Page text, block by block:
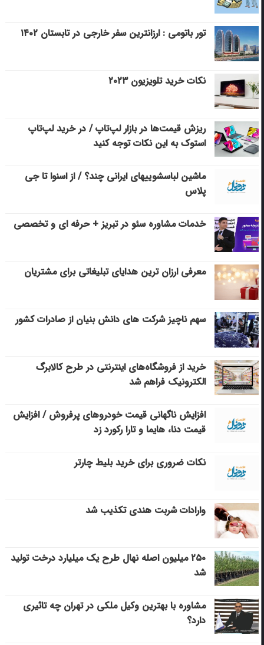
تور باتومی : ارزانترین سفر خارجی در تابستان ۱۴۰۲
نکات خرید تلویزیون ۲۰۲۳
ریزش قیمت‌ها در بازار لپ‌تاپ / در خرید لپ‌تاپ
استوک به این نکات توجه کنید
ماشین لباسشویی‎های ایرانی چند؟ / از اسنوا تا جی
پلاس
خدمات مشاوره سئو در تبریز + حرفه ای و تخصصی
معرفی ارزان ترین هدایای تبلیغاتی برای مشتریان
سهم ناچیز شرکت های دانش بنیان از صادرات کشور
خرید از فروشگاه‌های اینترنتی در طرح کالابرگ
الکترونیک فراهم شد
افزایش ناگهانی قیمت خودروهای پرفروش / افزایش
قیمت دنا، هایما و تارا رکورد زد
نکات ضروری برای خرید بلیط چارتر
وارادات شربت هندی تکذیب شد
۲۵۰ میلیون اصله نهال طرح یک میلیارد درخت تولید
شد
مشاوره با بهترین وکیل ملکی در تهران چه تاثیری
دارد؟